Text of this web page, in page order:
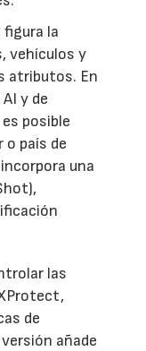
la
vehículos y
atributos. En
y de
posible
país de
una
las
de
añade